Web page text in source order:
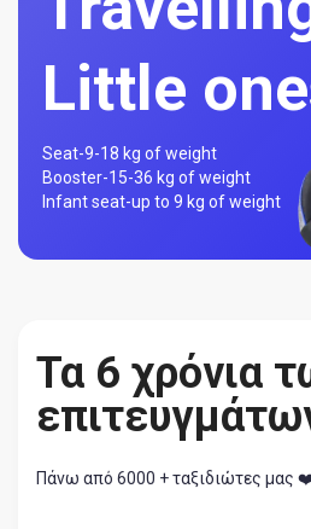
Little
Seat-9-18 kg of weight
Booster-15-36 kg of weight
Infant seat-up to 9 kg of weight
Τα 6 χρόνια
Πάνω από 6000 + ταξιδιώτες μας